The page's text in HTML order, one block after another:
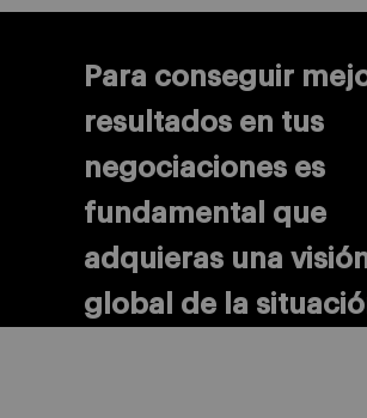
Para conseguir
resultados en tus
negociaciones es
fundamental que
adquieras una
global de la